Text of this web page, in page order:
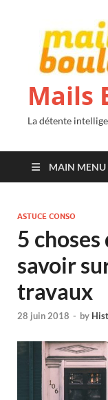
Mails
La détente
MAIN MENU
ASTUCE CONSO
5 choses
savoir
travaux
28 juin 2018 - by